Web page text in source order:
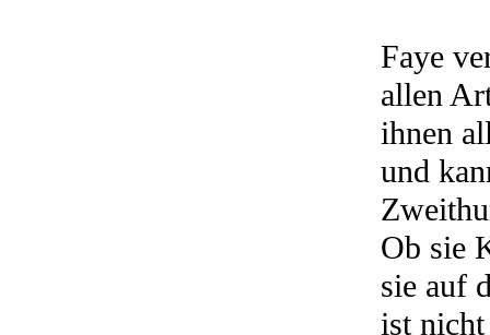
Faye
allen
ihnen
und
Ob sie
sie auf
ist